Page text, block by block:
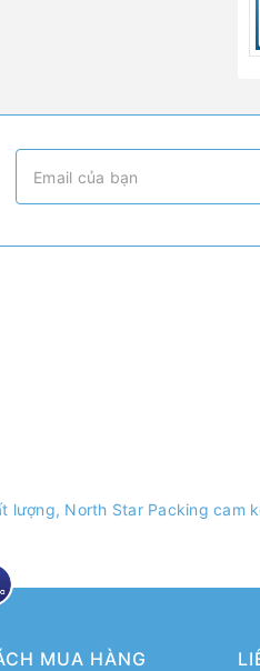
lượng, North Star Packing cam
MUA HÀNG